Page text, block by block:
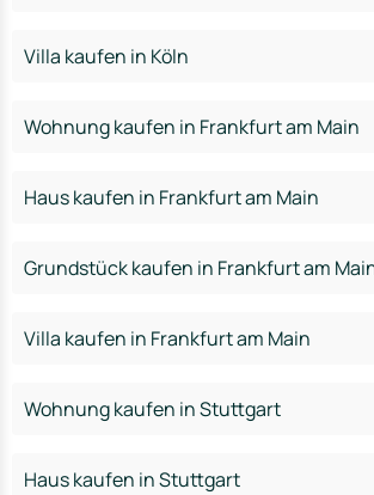
Villa kaufen in Köln
Wohnung kaufen in Frankfurt am Main
Haus kaufen in Frankfurt am Main
Grundstück kaufen in Frankfurt am
Villa kaufen in Frankfurt am Main
Wohnung kaufen in Stuttgart
Haus kaufen in Stuttgart